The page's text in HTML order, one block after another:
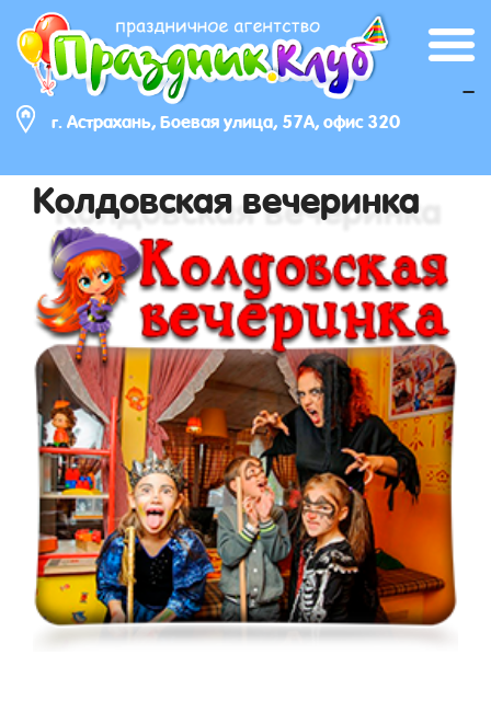
г. Астрахань, Боевая улица, 57А, офис 320
_
Колдовская вечеринка